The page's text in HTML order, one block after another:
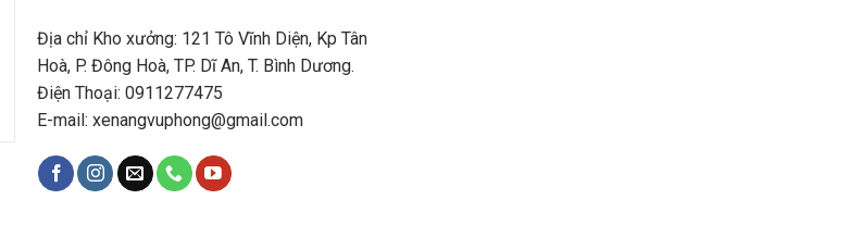
Địa chỉ Kho xưởng: 121 Tô Vĩnh Diện, Kp Tân
Hoà, P. Đông Hoà, TP. Dĩ An, T. Bình Dương.
Điện Thoại: 0911277475
E-mail: xenangvuphong@gmail.com